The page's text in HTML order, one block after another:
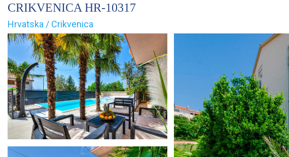
CRIKVENICA HR-10317
Hrvatska / Crikvenica